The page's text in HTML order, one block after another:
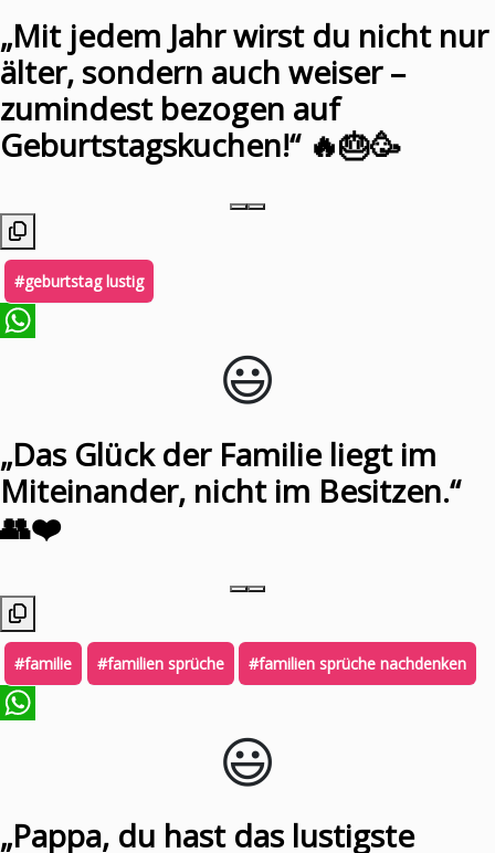
„Mit jedem Jahr wirst du nicht nur
älter, sondern auch weiser –
zumindest bezogen auf
Geburtstagskuchen!“ 🔥🎂🥳
#geburtstag lustig
😃️
„Das Glück der Familie liegt im
Miteinander, nicht im Besitzen.“
👥❤️
#familie #familien sprüche #familien sprüche nachdenken
😃️
„Pappa, du hast das lustigste